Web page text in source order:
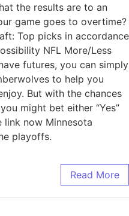
the results are to an
game goes to overtime?
Top picks in accordance
NFL More/Less
futures, you can simply
to help you
But with the chances
might bet either “Yes”
link now Minnesota
playoffs.
Read More